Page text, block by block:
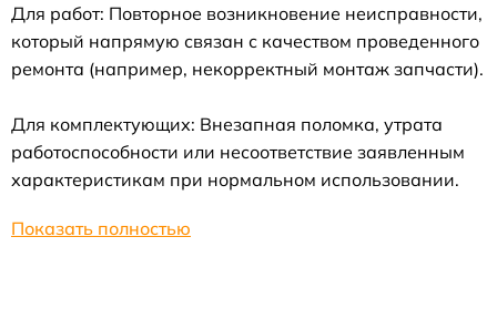
Для работ: Повторное возникновение неисправности,
который напрямую связан с качеством проведенного
ремонта (например, некорректный монтаж запчасти).
Для комплектующих: Внезапная поломка, утрата
работоспособности или несоответствие заявленным
характеристикам при нормальном использовании.
Показать полностью